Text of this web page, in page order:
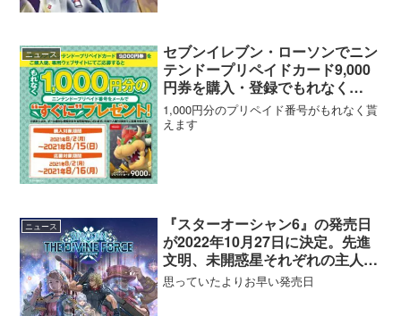
ニュース
セブンイレブン・ローソンでニン
テンドープリペイドカード9,000
円券を購入・登録でもれなく
1,000円分のコードが貰えるキャ
ンペーンがスタート【8/15まで】
1,000円分のプリペイド番号がもれなく貰
えます
ニュース
『スターオーシャン6』の発売日
が2022年10月27日に決定。先進
文明、未開惑星それぞれの主人公
目線で物語が展開するアクション
思っていたよりお早い発売日